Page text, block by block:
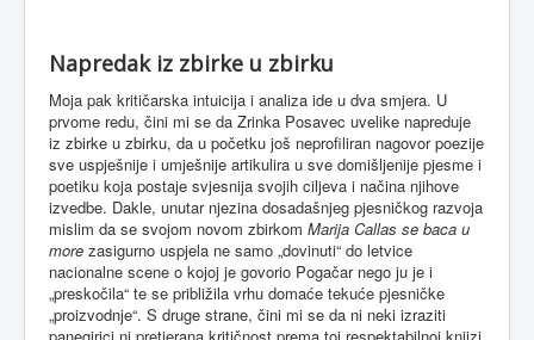
Napredak iz zbirke u zbirku
Moja pak kritičarska intuicija i analiza ide u dva smjera. U
prvome redu, čini mi se da Zrinka Posavec uvelike napreduje
iz zbirke u zbirku, da u početku još neprofiliran nagovor poezije
sve uspješnije i umješnije artikulira u sve domišljenije pjesme i
poetiku koja postaje svjesnija svojih ciljeva i načina njihove
izvedbe. Dakle, unutar njezina dosadašnjeg pjesničkog razvoja
mislim da se svojom novom zbirkom Marija Callas se baca u
more zasigurno uspjela ne samo „dovinuti“ do letvice
nacionalne scene o kojoj je govorio Pogačar nego ju je i
„preskočila“ te se približila vrhu domaće tekuće pjesničke
„proizvodnje“. S druge strane, čini mi se da ni neki izraziti